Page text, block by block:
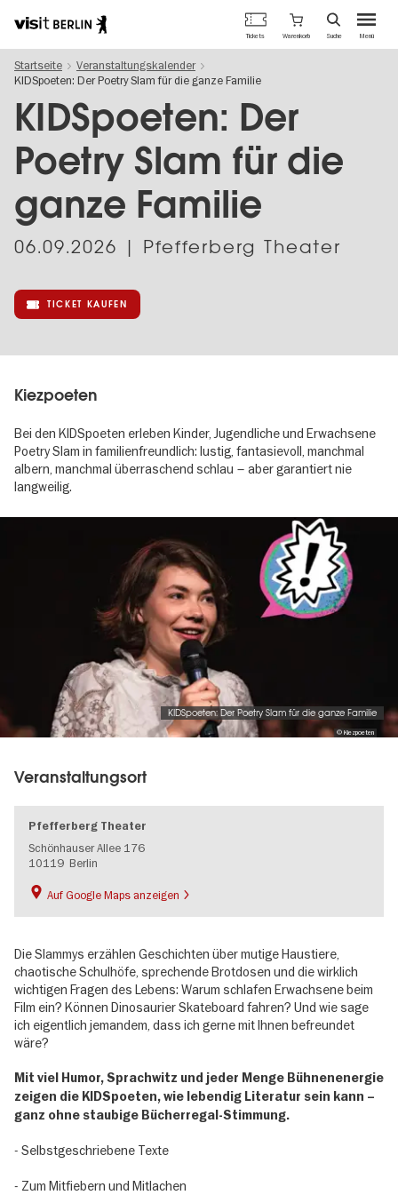
zum
Inhalt
Berlins
offizielles
Tourismusportal
Menü
Tickets Warenkorb Suche
Startseite
Veranstaltungskalender
KIDSpoeten: Der Poetry Slam für die ganze Familie
KIDSpoeten: Der
Poetry Slam für die
ganze Familie
06.09.2026 | Pfefferberg Theater
TICKET KAUFEN
Kiezpoeten
Bei den KIDSpoeten erleben Kinder, Jugendliche und Erwachsene
Poetry Slam in familienfreundlich: lustig, fantasievoll, manchmal
albern, manchmal überraschend schlau – aber garantiert nie
langweilig.
© Kiezpoeten
KIDSpoeten: Der Poetry Slam für die ganze Familie
Veranstaltungsort
Pfefferberg Theater
Schönhauser Allee 176
10119 Berlin
Auf Google Maps anzeigen
Die Slammys erzählen Geschichten über mutige Haustiere,
chaotische Schulhöfe, sprechende Brotdosen und die wirklich
wichtigen Fragen des Lebens: Warum schlafen Erwachsene beim
Film ein? Können Dinosaurier Skateboard fahren? Und wie sage
ich eigentlich jemandem, dass ich gerne mit Ihnen befreundet
wäre?
Mit viel Humor, Sprachwitz und jeder Menge Bühnenenergie
zeigen die KIDSpoeten, wie lebendig Literatur sein kann –
ganz ohne staubige Bücherregal-Stimmung.
- Selbstgeschriebene Texte
- Zum Mitfiebern und Mitlachen